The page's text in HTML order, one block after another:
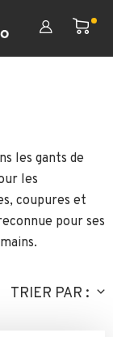
les gants de
les
coupures et
pour ses
TRIER PAR :